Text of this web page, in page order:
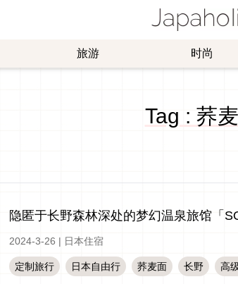
旅游 时尚
Tag : 荞
隐匿于长野森林深处的梦幻温泉旅馆「
2024-3-26 | 日本住宿
定制旅行 日本自由行 荞麦面 长野 高